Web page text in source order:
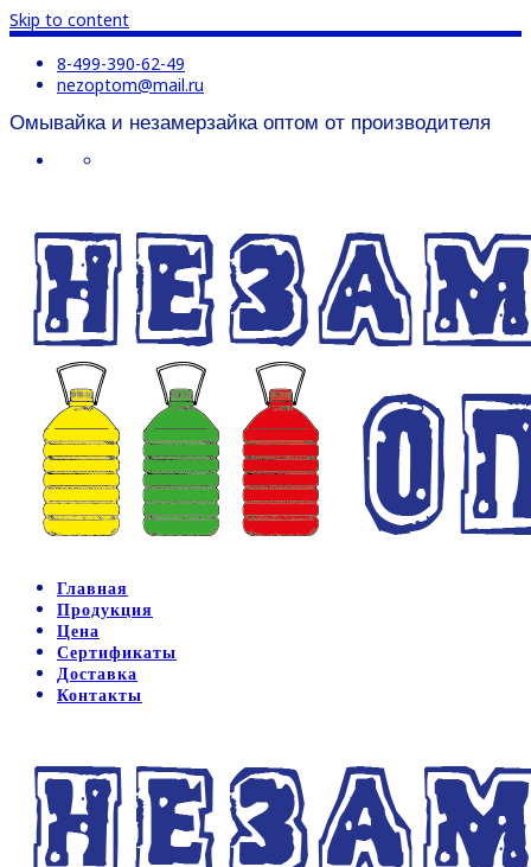
Skip to content
8-499-390-62-49
nezoptom@mail.ru
Омывайка и незамерзайка оптом от производителя
Главная
Продукция
Цена
Сертификаты
Доставка
Контакты